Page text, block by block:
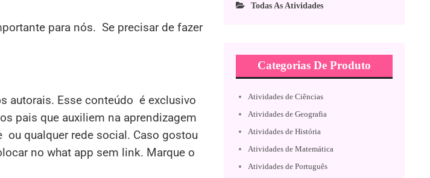
para nós. Se precisar de fazer
autorais. Esse conteúdo é exclusivo
pais que auxiliem na aprendizagem
ou qualquer rede social. Caso gostou
no what app sem link. Marque o
Todas As Atividades
Categorias De Produto
Atividades de Ciências
Atividades de Geografia
Atividades de História
Atividades de Matemática
Atividades de Português